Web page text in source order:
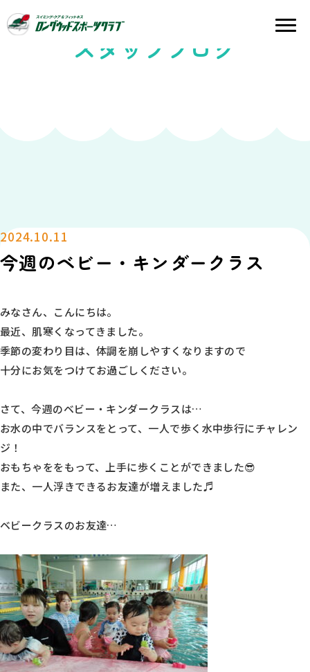
スタッフブログ
2024.10.11
今週のベビー・キンダークラス
みなさん、こんにちは。
最近、肌寒くなってきました。
季節の変わり目は、体調を崩しやすくなりますので
十分にお気をつけてお過ごしください。
さて、今週のベビー・キンダークラスは…
お水の中でバランスをとって、一人で歩く水中歩行にチャレン
ジ！
おもちゃををもって、上手に歩くことができました😎
また、一人浮きできるお友達が増えました♬
ベビークラスのお友達…